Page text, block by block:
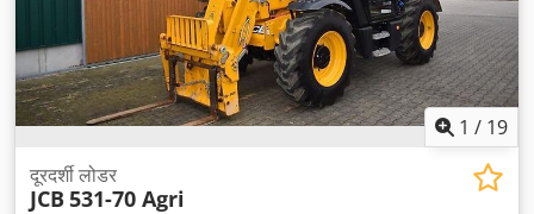
1 / 19
दूरदर्शी लोडर
JCB 531-70 Agri